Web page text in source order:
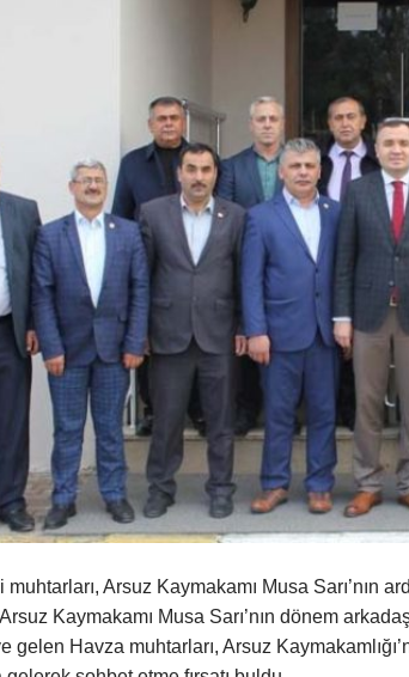
Arsuz Kaymakamı Musa Sarı’nın
Kaymakamı Musa Sarı’nın dönem
Havza muhtarları, Arsuz